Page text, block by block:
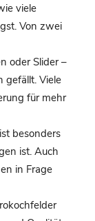
viele
Von zwei
oder Slider –
gefällt. Viele
für mehr
besonders
ist. Auch
in Frage